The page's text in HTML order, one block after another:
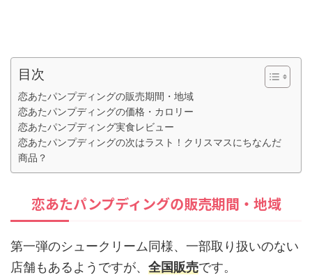
目次
恋あたパンプディングの販売期間・地域
恋あたパンプディングの価格・カロリー
恋あたパンプディング実食レビュー
恋あたパンプディングの次はラスト！クリスマスにちなんだ
商品？
恋あたパンプディングの販売期間・地域
第一弾のシュークリーム同様、一部取り扱いのない
店舗もあるようですが、 全国販売です。